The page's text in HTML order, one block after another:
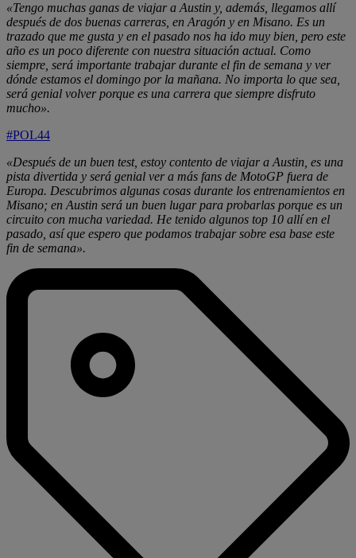
«Tengo muchas ganas de viajar a Austin y, además, llegamos allí
después de dos buenas carreras, en Aragón y en Misano. Es un
trazado que me gusta y en el pasado nos ha ido muy bien, pero este
año es un poco diferente con nuestra situación actual. Como
siempre, será importante trabajar durante el fin de semana y ver
dónde estamos el domingo por la mañana. No importa lo que sea,
será genial volver porque es una carrera que siempre disfruto
mucho».
#POL44
«Después de un buen test, estoy contento de viajar a Austin, es una
pista divertida y será genial ver a más fans de MotoGP fuera de
Europa. Descubrimos algunas cosas durante los entrenamientos en
Misano; en Austin será un buen lugar para probarlas porque es un
circuito con mucha variedad. He tenido algunos top 10 allí en el
pasado, así que espero que podamos trabajar sobre esa base este
fin de semana».